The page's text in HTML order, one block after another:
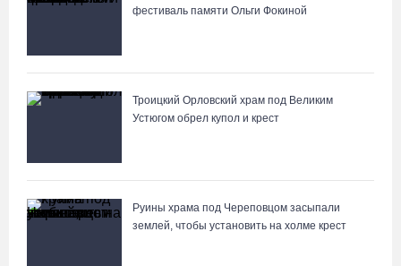
фестиваль памяти Ольги Фокиной
Троицкий Орловский храм под Великим
Устюгом обрел купол и крест
Руины храма под Череповцом засыпали
землей, чтобы установить на холме крест